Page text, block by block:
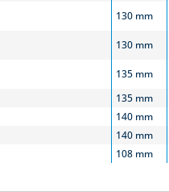
130 mm
130 mm
135 mm
135 mm
140 mm
140 mm
108 mm